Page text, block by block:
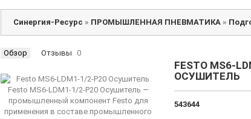
Синергия-Ресурс » ПРОМЫШЛЕННАЯ ПНЕВМАТИКА »
Обзор Отзывы 0
FESTO MS6-
ОСУШИТЕЛЬ
543644